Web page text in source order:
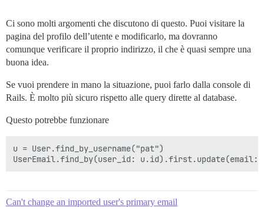
Ci sono molti argomenti che discutono di questo. Puoi visitare la
pagina del profilo dell’utente e modificarlo, ma dovranno
comunque verificare il proprio indirizzo, il che è quasi sempre una
buona idea.
Se vuoi prendere in mano la situazione, puoi farlo dalla console di
Rails. È molto più sicuro rispetto alle query dirette al database.
Questo potrebbe funzionare
u = User.find_by_username("pat")
Can't change an imported user's primary email